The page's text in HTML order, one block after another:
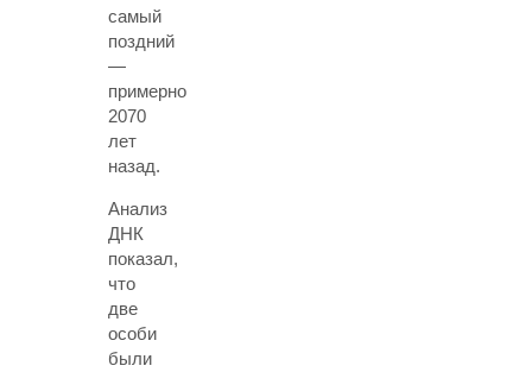
самый
поздний
—
примерно
2070
лет
назад.
Анализ
ДНК
показал,
что
две
особи
были